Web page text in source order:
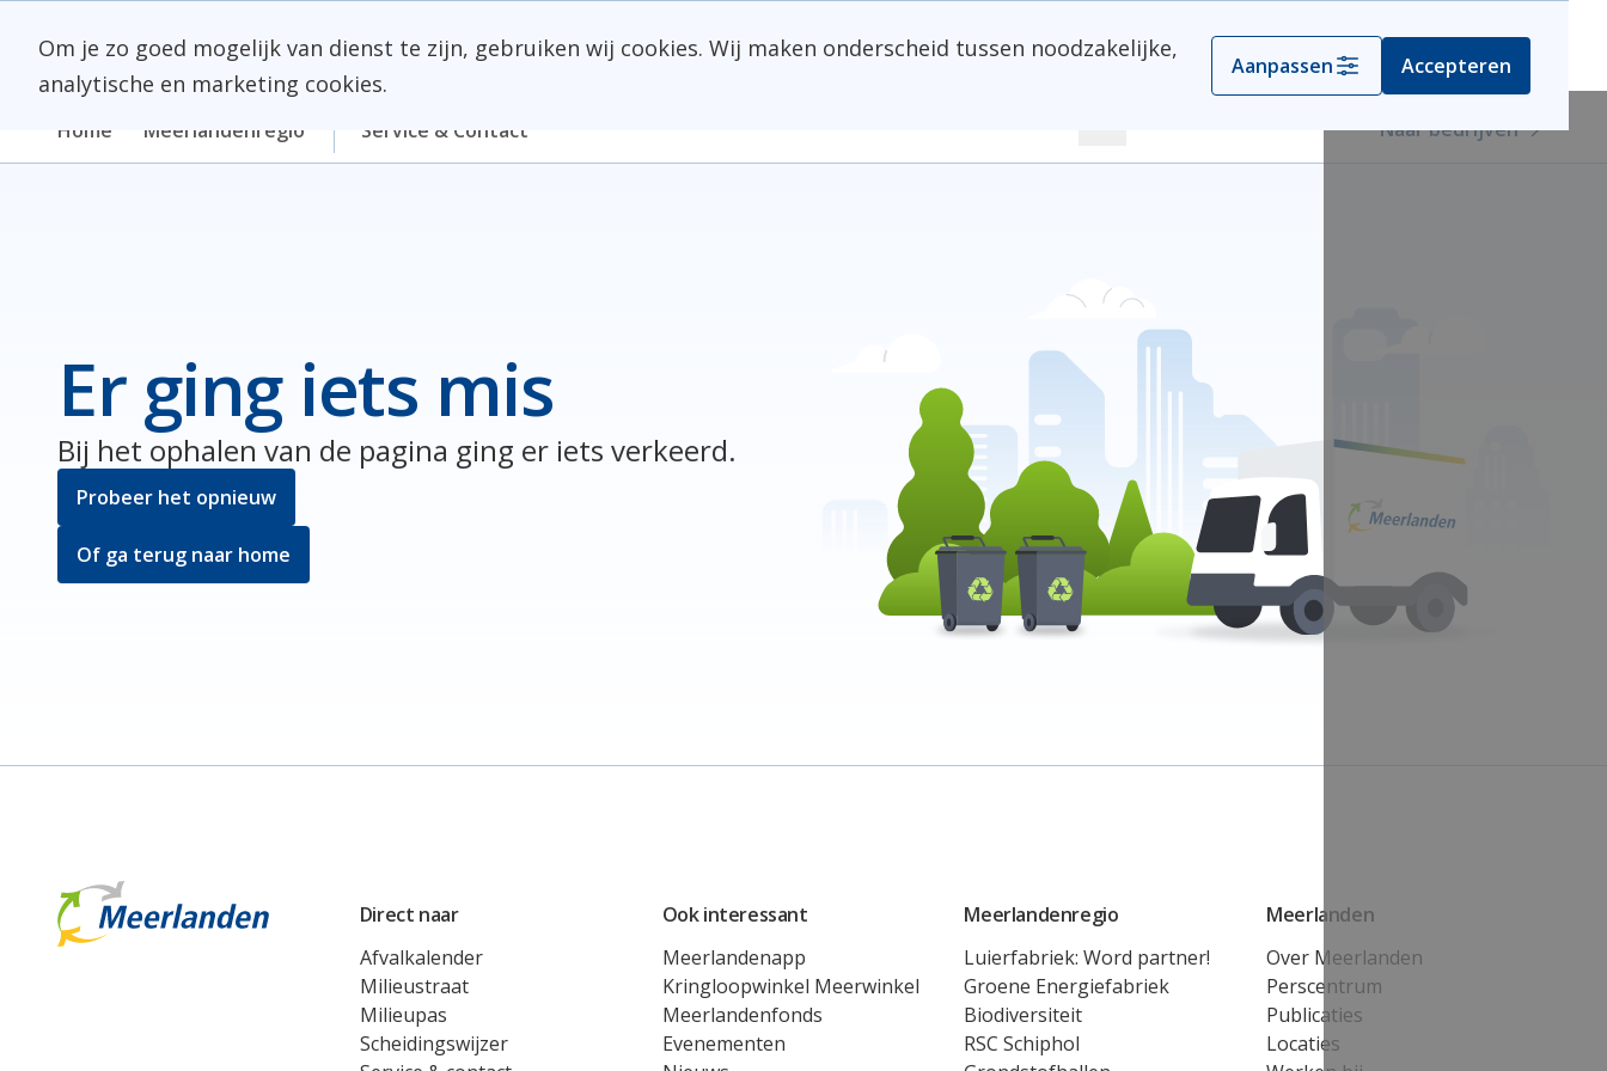
naar Meerlanden Logo
Kies je gemeente
Home Meerlandenregio Service & Contact Naar bedrijven
Er ging iets mis
Bij het ophalen van de pagina ging er iets verkeerd.
Probeer het opnieuw
Of ga terug naar home
Meerlanden Logo
Direct naar
Afvalkalender
Milieustraat
Milieupas
Scheidingswijzer
Ook interessant
Meerlandenapp
Kringloopwinkel Meerwinkel
Meerlandenfonds
Evenementen
Meerlandenregio
Luierfabriek: Word partner!
Groene Energiefabriek
Biodiversiteit
RSC Schiphol
Meerlanden
Over Meerlanden
Perscentrum
Publicaties
Locaties
Om je zo goed mogelijk van dienst te zijn, gebruiken wij cookies. Wij maken onderscheid tussen noodzakelijke,
analytische en marketing cookies.
Aanpassen Accepteren